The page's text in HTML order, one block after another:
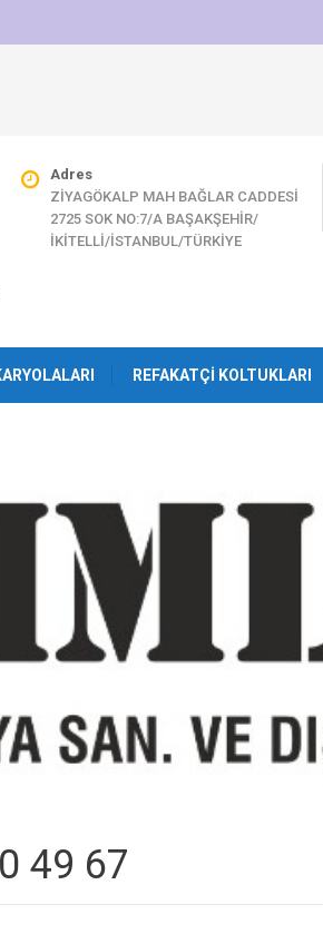
Adres
ZİYAGÖKALP MAH BAĞLAR CADDESİ
2725 SOK NO:7/A BAŞAKŞEHİR/
İKİTELLİ/İSTANBUL/TÜRKİYE
REFAKATÇI KOLTUKLARI
49 67